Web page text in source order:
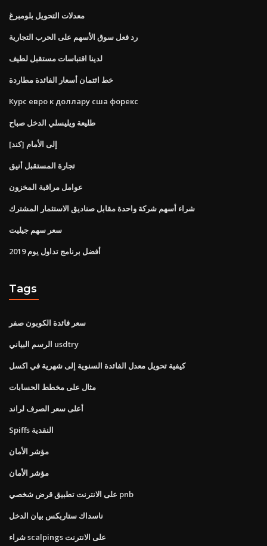
معدلات التحويل بلومبرغ
رد فعل سوق الأسهم على الحرب التجارية
لدينا اقتباسات مستقبل لطيف
خط ائتمان أسعار الفائدة مطاردة
Курс евро к доллару сша форекс
طليعة ويليسلي الدخل صباح
[كند] إلى الأمام
تجارة المستقبل أنيق
عوامل مراقبة المخزون
شراء أسهم شركة واحدة مقابل صناديق الاستثمار المشترك
سعر سهم جيليت
أفضل برنامج تداول يوم 2019
Tags
سعر فائدة الكوبون صفر
الرسم البياني usdtry
كيفية تحويل معدل الفائدة السنوية إلى شهرية في اكسل
مثال على مخطط الحسابات
أعلى سعر الصرف لراند
Spiffs النقدية
مؤشر الأمان
مؤشر الأمان
على الانترنت تطبيق قرض شخصي pnb
ناسداك ستاربكس بيان الدخل
شراء scalpings على الانترنت